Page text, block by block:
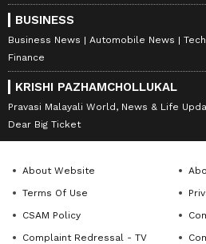
BUSINESS
Business News Automobile News
Finance
KRISHI PAZHAMCHOLLUKAL
Pravasi Malayali World, News & Life
Dear Big Ticket
About Website
Terms Of Use
CSAM Policy
Complaint Redressal - TV